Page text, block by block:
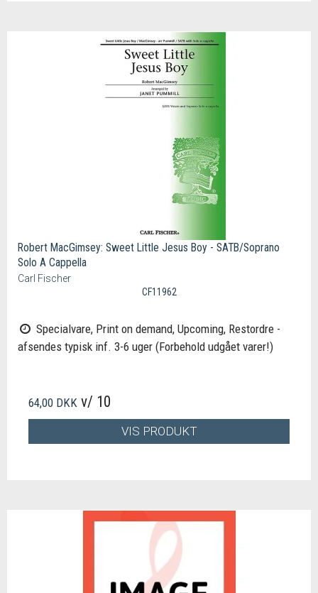
Robert MacGimsey: Sweet Little Jesus Boy - SATB/Soprano
Solo A Cappella
Carl Fischer
CF11962
Specialvare, Print on demand, Upcoming, Restordre -
afsendes typisk inf. 3-6 uger (Forbehold udgået varer!)
64,00 DKK v/ 10
VIS PRODUKT